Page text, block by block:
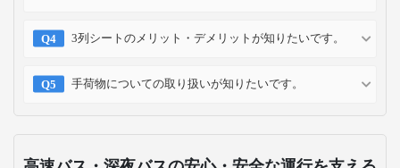
3列シートのメリット・デメリットが知りたいです。
手荷物についての取り扱いが知りたいです。